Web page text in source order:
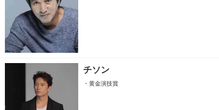
チソン
・黄金演技賞